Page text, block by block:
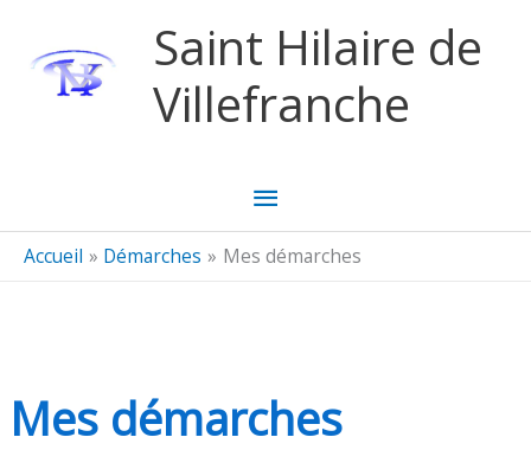
Saint Hilaire de
Villefranche
Menu
principal
Accueil Démarches Mes démarches
Mes démarches